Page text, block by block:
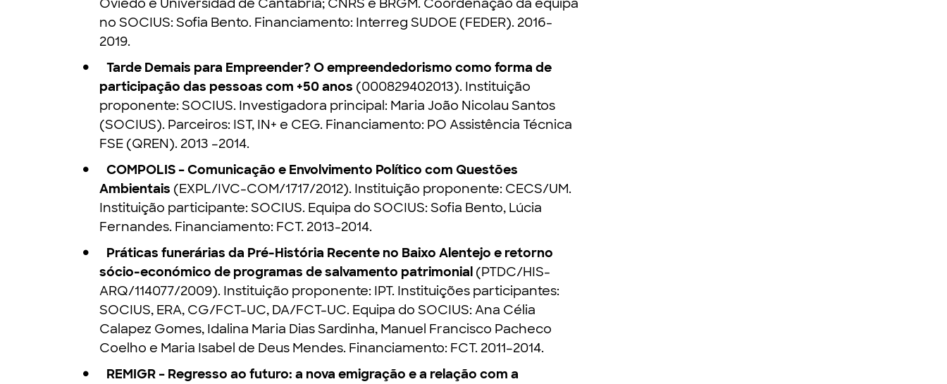
Oviedo e Universidad de Cantabria; CNRS e BRGM. Coordenação da equipa
no SOCIUS: Sofia Bento. Financiamento: Interreg SUDOE (FEDER). 2016-
2019.
Tarde Demais para Empreender? O empreendedorismo como forma de
participação das pessoas com +50 anos (000829402013). Instituição
proponente: SOCIUS. Investigadora principal: Maria João Nicolau Santos
(SOCIUS). Parceiros: IST, IN+ e CEG. Financiamento: PO Assistência Técnica
FSE (QREN). 2013 –2014.
COMPOLIS – Comunicação e Envolvimento Político com Questões
Ambientais (EXPL/IVC-COM/1717/2012). Instituição proponente: CECS/UM.
Instituição participante: SOCIUS. Equipa do SOCIUS: Sofia Bento, Lúcia
Fernandes. Financiamento: FCT. 2013-2014.
Práticas funerárias da Pré-História Recente no Baixo Alentejo e retorno
sócio-económico de programas de salvamento patrimonial (PTDC/HIS-
ARQ/114077/2009). Instituição proponente: IPT. Instituições participantes:
SOCIUS, ERA, CG/FCT-UC, DA/FCT-UC. Equipa do SOCIUS: Ana Célia
Calapez Gomes, Idalina Maria Dias Sardinha, Manuel Francisco Pacheco
Coelho e Maria Isabel de Deus Mendes. Financiamento: FCT. 2011–2014.
REMIGR – Regresso ao futuro: a nova emigração e a relação com a